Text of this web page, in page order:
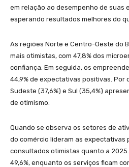
em relação ao desempenho de suas
esperando resultados melhores do
As regiões Norte e Centro-Oeste do
mais otimistas, com 47,8% dos
confiança. Em seguida, os
44,9% de expectativas positivas. Por
Sudeste (37,6%) e Sul (35,4%)
de otimismo.
Quando se observa os setores de
do comércio lideram as expectativas
consultados otimistas quanto a
49,6%, enquanto os serviços ficam